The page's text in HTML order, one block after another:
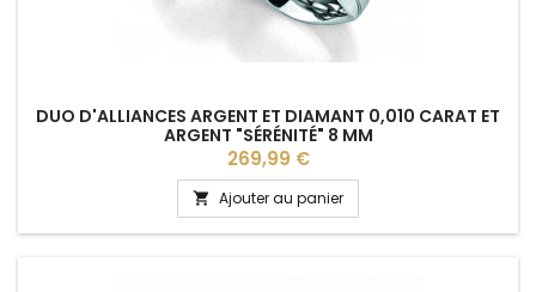
DUO D'ALLIANCES ARGENT ET DIAMANT 0,010 CARAT ET
ARGENT "SÉRÉNITÉ" 8 MM
Prix
269,99 €
 Ajouter au panier